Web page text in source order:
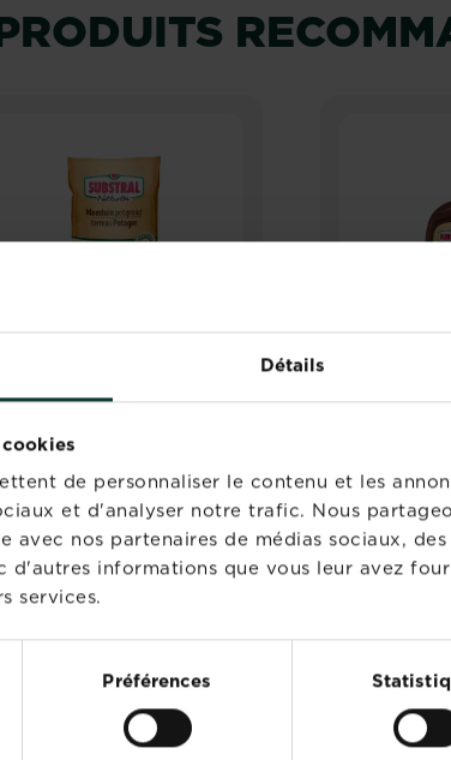
Détails
de personnaliser le contenu et les
et d'analyser notre trafic. Nous
avec nos partenaires de médias sociaux,
d'autres informations que vous leur avez
services.
Préférences
Naturen Terreau
Points de vente
Pour